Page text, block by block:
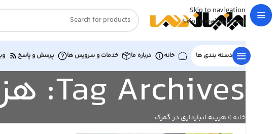
Skip to navigation
Skip to main content
دسته بندی ها خانه درباره ما خدمات و سرویس ها پرسش و پاسخ
Tag Archives: هزینه انبارداری در گمرک
خانه » هزینه انبارداری در گمرک